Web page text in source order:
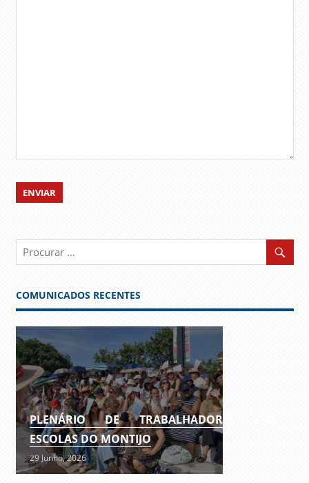
COMUNICADOS RECENTES
PLENÁRIO DE TRABALHADORES DAS
ESCOLAS DO MONTIJO
29 Junho, 2026